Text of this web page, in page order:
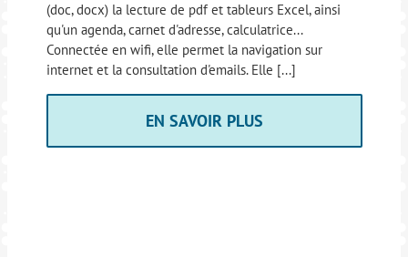
(doc, docx) la lecture de pdf et tableurs Excel, ainsi
qu'un agenda, carnet d'adresse, calculatrice...
Connectée en wifi, elle permet la navigation sur
internet et la consultation d'emails. Elle [...]
EN SAVOIR PLUS